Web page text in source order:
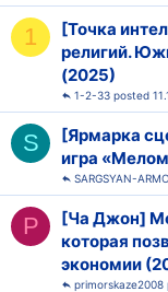
1
[Точка
религий.
(2025)
1-2-33
S
[Ярмарка
игра
SARGSYAN-ARMO
P
[Ча Джон]
которая
экономии
primorskaze2008